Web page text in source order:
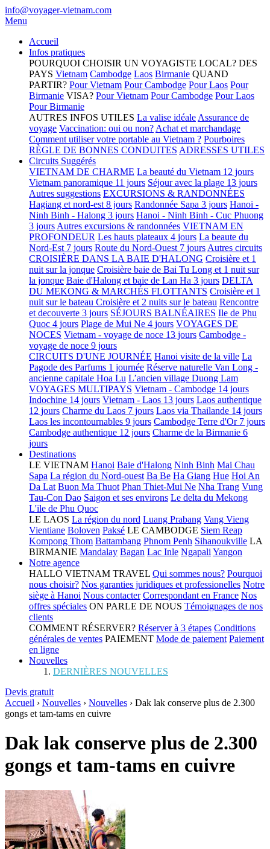
info@voyager-vietnam.com
Menu
Accueil
Infos pratiques
POURQUOI CHOISIR UN VOYAGISTE LOCAL? DES
PAYS Vietnam Cambodge Laos Birmanie QUAND
PARTIR? Pour Vietnam Pour Cambodge Pour Laos Pour
Birmanie VISA? Pour Vietnam Pour Cambodge Pour Laos
Pour Birmanie
AUTRES INFOS UTILES La valise idéale Assurance de
voyage Vaccination: oui ou non? Achat et marchandage
Comment utiliser votre portable au Vietnam ? Pourboires
RÈGLE DE BONNES CONDUITES ADRESSES UTILES
Circuits Suggérés
VIETNAM DE CHARME La beauté du Vietnam 12 jours
Vietnam panoramique 11 jours Séjour avec la plage 13 jours
Autres suggestions EXCURSIONS & RANDONNÉES
Hagiang et nord-est 8 jours Randonnée Sapa 3 jours Hanoi -
Ninh Binh - Halong 3 jours Hanoi - Ninh Binh - Cuc Phuong
3 jours Autres excursions & randonnées VIETNAM EN
PROFONDEUR Les hauts plateaux 4 jours La beaute du
Nord-Est 7 jours Route du Nord-Ouest 7 jours Autres circuits
CROISIÈRE DANS LA BAIE D'HALONG Croisière et 1
nuit sur la jonque Croisière baie de Bai Tu Long et 1 nuit sur
la jonque Baie d'Halong et baie de Lan Ha 3 jours DELTA
DU MEKONG & MARCHÉS FLOTTANTS Croisière et 1
nuit sur le bateau Croisière et 2 nuits sur le bateau Rencontre
et decouverte 3 jours SÉJOURS BALNÉAIRES Ile de Phu
Quoc 4 jours Plage de Mui Ne 4 jours VOYAGES DE
NOCES Vietnam - voyage de noce 13 jours Cambodge -
voyage de noce 9 jours
CIRCUITS D'UNE JOURNÉE Hanoi visite de la ville La
Pagode des Parfums 1 journée Réserve naturelle Van Long -
ancienne capitale Hoa Lu L’ancien village Duong Lam
VOYAGES MULTIPAYS Vietnam - Cambodge 14 jours
Indochine 14 jours Vietnam - Laos 13 jours Laos authentique
12 jours Charme du Laos 7 jours Laos via Thailande 14 jours
Laos les incontournables 9 jours Cambodge Terre d'Or 7 jours
Cambodge authentique 12 jours Charme de la Birmanie 6
jours
Destinations
LE VIETNAM Hanoi Baie d'Halong Ninh Binh Mai Chau
Sapa La région du Nord-ouest Ba Be Ha Giang Hue Hoi An
Da Lat Buon Ma Thuot Phan Thiet-Mui Ne Nha Trang Vung
Tau-Con Dao Saigon et ses environs Le delta du Mekong
L'ile de Phu Quoc
LE LAOS La région du nord Luang Prabang Vang Vieng
Vientiane Boloven Paksé LE CAMBODGE Siem Reap
Kompong Thom Battambang Phnom Penh Sihanoukville LA
BIRMANIE Mandalay Bagan Lac Inle Ngapali Yangon
Notre agence
HALLO VIETNAM TRAVEL Qui sommes nous? Pourquoi
nous choisir? Nos garanties juridiques et professionelles Notre
siège à Hanoi Nous contacter Correspondant en France Nos
offres spéciales ON PARLE DE NOUS Témoignages de nos
clients
COMMENT RÉSERVER? Réserver à 3 étapes Conditions
générales de ventes PAIEMENT Mode de paiement Paiement
en ligne
Nouvelles
DERNIÈRES NOUVELLES
Devis gratuit
Accueil › Nouvelles › Nouvelles › Dak lak conserve plus de 2.300
gongs et tam-tams en cuivre
Dak lak conserve plus de 2.300
gongs et tam-tams en cuivre